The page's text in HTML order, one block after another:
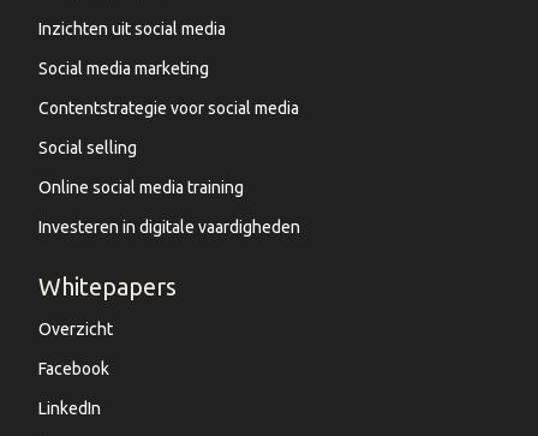
Inzichten uit social media
Social media marketing
Contentstrategie voor social media
Social selling
Online social media training
Investeren in digitale vaardigheden
Whitepapers
Overzicht
Facebook
LinkedIn